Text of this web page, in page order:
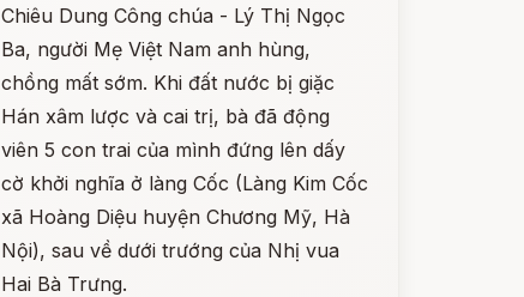
Chiêu Dung Công chúa - Lý Thị Ngọc
Ba, người Mẹ Việt Nam anh hùng,
chồng mất sớm. Khi đất nước bị giặc
Hán xâm lược và cai trị, bà đã động
viên 5 con trai của mình đứng lên dấy
cờ khởi nghĩa ở làng Cốc (Làng Kim Cốc
xã Hoàng Diệu huyện Chương Mỹ, Hà
Nội), sau về dưới trướng của Nhị vua
Hai Bà Trưng.